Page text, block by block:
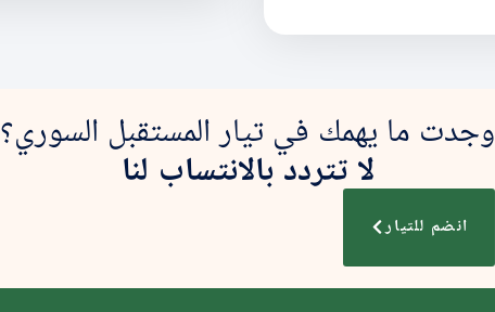
وجدت ما يهمك في تيار المستقبل السوري؟
لا تتردد بالانتساب لنا
انضم للتيار